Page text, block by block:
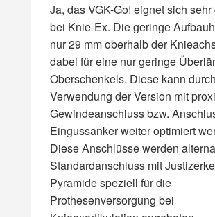
Ja, das VGK-Go! eignet sich sehr
bei Knie-Ex. Die geringe
nur 29 mm oberhalb der
dabei für eine nur geringe
Oberschenkels. Diese kann durch
Verwendung der Version mit
Gewindeanschluss bzw.
Eingussanker weiter optimiert
Diese Anschlüsse werden
Standardanschluss mit
Pyramide speziell für die
Prothesenversorgung bei